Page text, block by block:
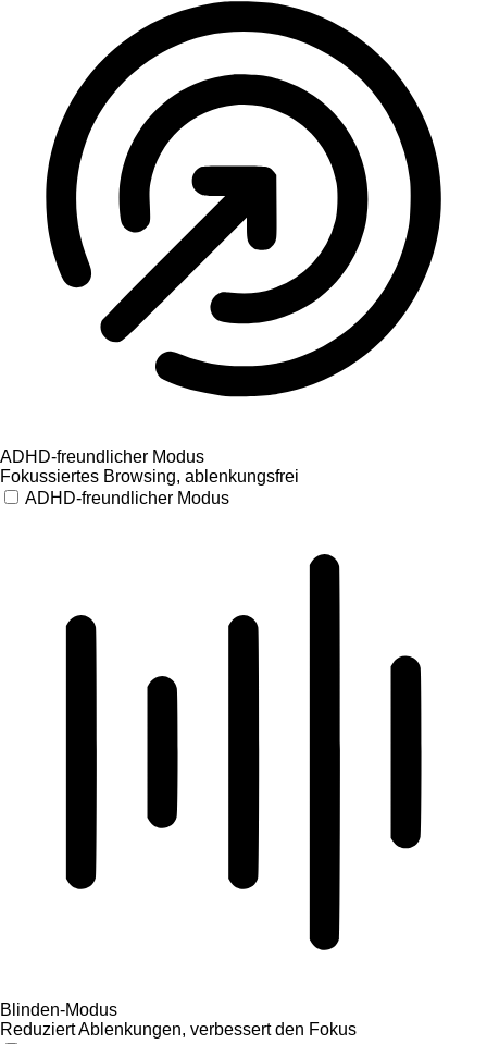
ADHD-freundlicher Modus
Fokussiertes Browsing, ablenkungsfrei
ADHD-freundlicher Modus
Blinden-Modus
Reduziert Ablenkungen, verbessert den Fokus